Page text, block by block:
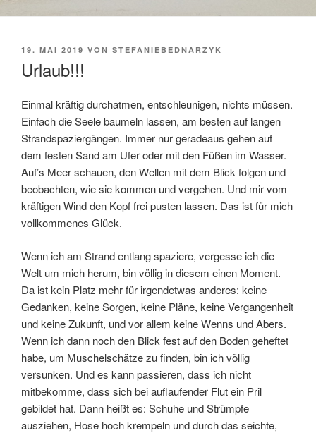
VERÖFFENTLICHT
19. MAI 2019 VON STEFANIEBEDNARZYK
Urlaub!!!
Einmal kräftig durchatmen, entschleunigen, nichts müssen.
Einfach die Seele baumeln lassen, am besten auf langen
Strandspaziergängen. Immer nur geradeaus gehen auf
dem festen Sand am Ufer oder mit den Füßen im Wasser.
Auf’s Meer schauen, den Wellen mit dem Blick folgen und
beobachten, wie sie kommen und vergehen. Und mir vom
kräftigen Wind den Kopf frei pusten lassen. Das ist für mich
vollkommenes Glück.
Wenn ich am Strand entlang spaziere, vergesse ich die
Welt um mich herum, bin völlig in diesem einen Moment.
Da ist kein Platz mehr für irgendetwas anderes: keine
Gedanken, keine Sorgen, keine Pläne, keine Vergangenheit
und keine Zukunft, und vor allem keine Wenns und Abers.
Wenn ich dann noch den Blick fest auf den Boden geheftet
habe, um Muschelschätze zu finden, bin ich völlig
versunken. Und es kann passieren, dass ich nicht
mitbekomme, dass sich bei auflaufender Flut ein Pril
gebildet hat. Dann heißt es: Schuhe und Strümpfe
ausziehen, Hose hoch krempeln und durch das seichte,